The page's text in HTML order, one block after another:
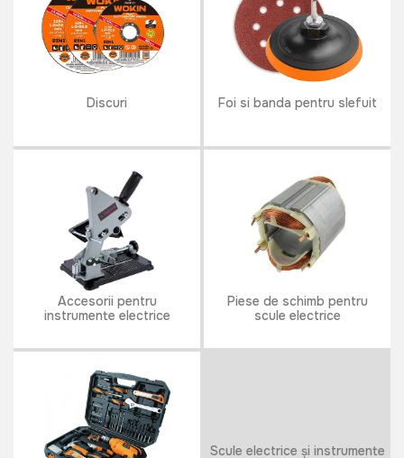
Discuri Foi si banda pentru slefuit
Accesorii pentru
instrumente electrice
Piese de schimb pentru
scule electrice
Scule electrice și instrumente